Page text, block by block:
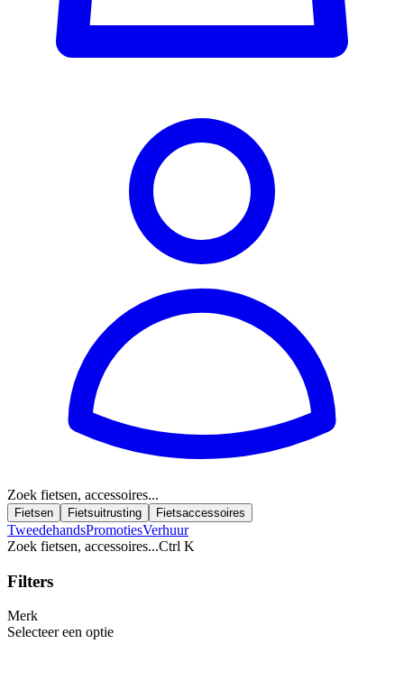
Zoek fietsen, accessoires...
Fietsen Fietsuitrusting Fietsaccessoires
TweedehandsPromotiesVerhuur
Zoek fietsen, accessoires...Ctrl K
Filters
Merk
Selecteer een optie